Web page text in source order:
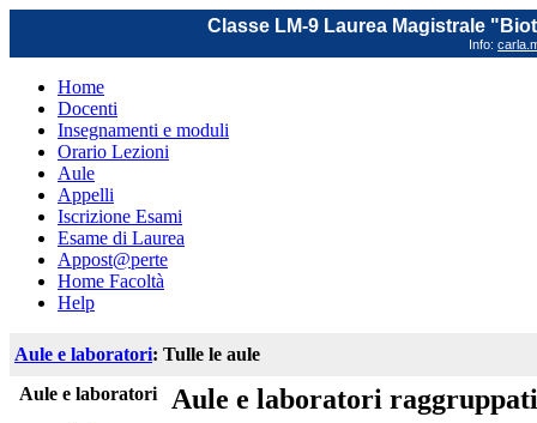
Classe LM-9 Laurea Magistrale
Info:
Home
Docenti
Insegnamenti e moduli
Orario Lezioni
Aule
Appelli
Iscrizione Esami
Esame di Laurea
Appost@perte
Home Facoltà
Help
Aule e laboratori: Tulle le aule
Aule e laboratori
Aule e laboratori